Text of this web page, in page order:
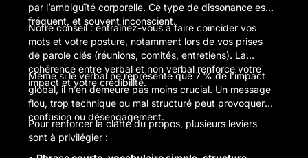
par l’ambiguïté corporelle. Ce type de dissonance est
fréquent, et souvent inconscient.
Notre conseil :entraînez-vous à faire coïncider vos
mots et votre posture, notamment lors de vos prises
de parole clés (réunions, comités, entretiens). La
cohérence entre verbal et non verbal renforce votre
impact et votre crédibilité.
Même si le verbal ne représente que 7 % de l’impact
global, il n’en demeure pas moins crucial. Un message
flou, trop technique ou mal structuré peut provoquer
confusion ou désengagement.
Pour renforcer la clarté du propos, plusieurs leviers
sont à privilégier :